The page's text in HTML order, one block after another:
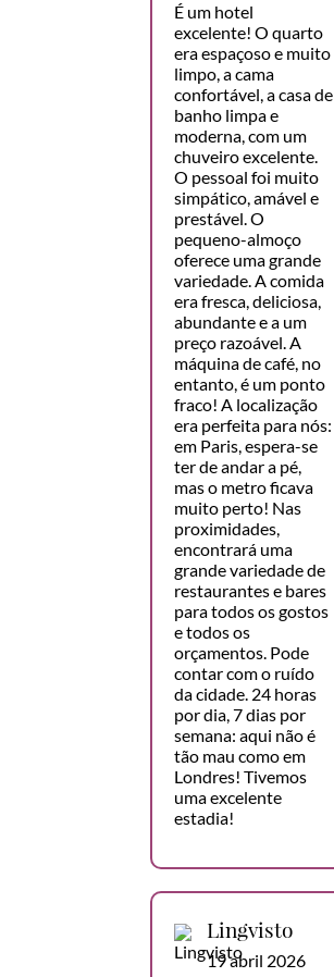
É um hotel
excelente! O quarto
era espaçoso e muito
limpo, a cama
confortável, a casa de
banho limpa e
moderna, com um
chuveiro excelente.
O pessoal foi muito
simpático, amável e
prestável. O
pequeno-almoço
oferece uma grande
variedade. A comida
era fresca, deliciosa,
abundante e a um
preço razoável. A
máquina de café, no
entanto, é um ponto
fraco! A localização
era perfeita para nós:
em Paris, espera-se
ter de andar a pé,
mas o metro ficava
muito perto! Nas
proximidades,
encontrará uma
grande variedade de
restaurantes e bares
para todos os gostos
e todos os
orçamentos. Pode
contar com o ruído
da cidade. 24 horas
por dia, 7 dias por
semana: aqui não é
tão mau como em
Londres! Tivemos
uma excelente
estadia!
Lingvisto
19 abril 2026